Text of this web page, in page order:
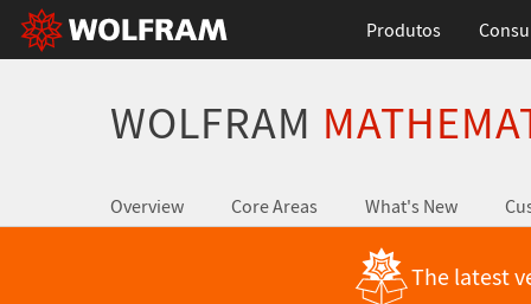
Produtos
WOLFRAM
Overview Core Areas What's New
The latest